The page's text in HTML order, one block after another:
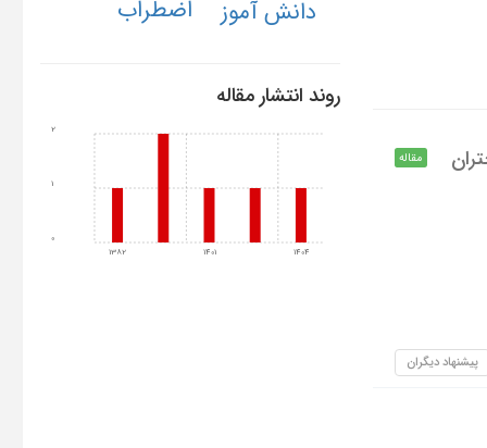
مقاله
پیشنهاد دیگران
اضطراب دانش آموز
روند انتشار مقاله
1382 1401 1404
0
1
2